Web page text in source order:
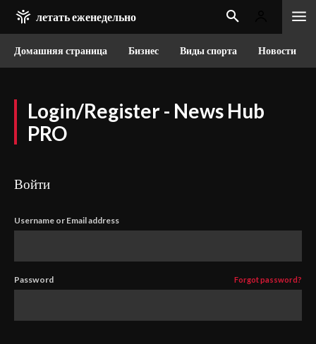
летать еженедельно
Домашняя страница Бизнес Виды спорта Новости
Login/Register - News Hub
PRO
Войти
Username or Email address
Password Forgot password?